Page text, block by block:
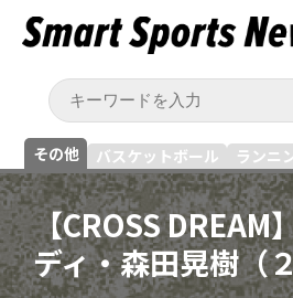
その他 バスケットボール ランニ
【CROSS DREAM
ディ・森田晃樹（